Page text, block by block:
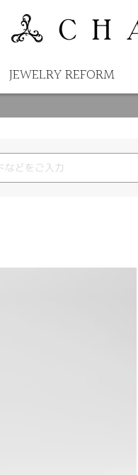
JEWELRY REFORM